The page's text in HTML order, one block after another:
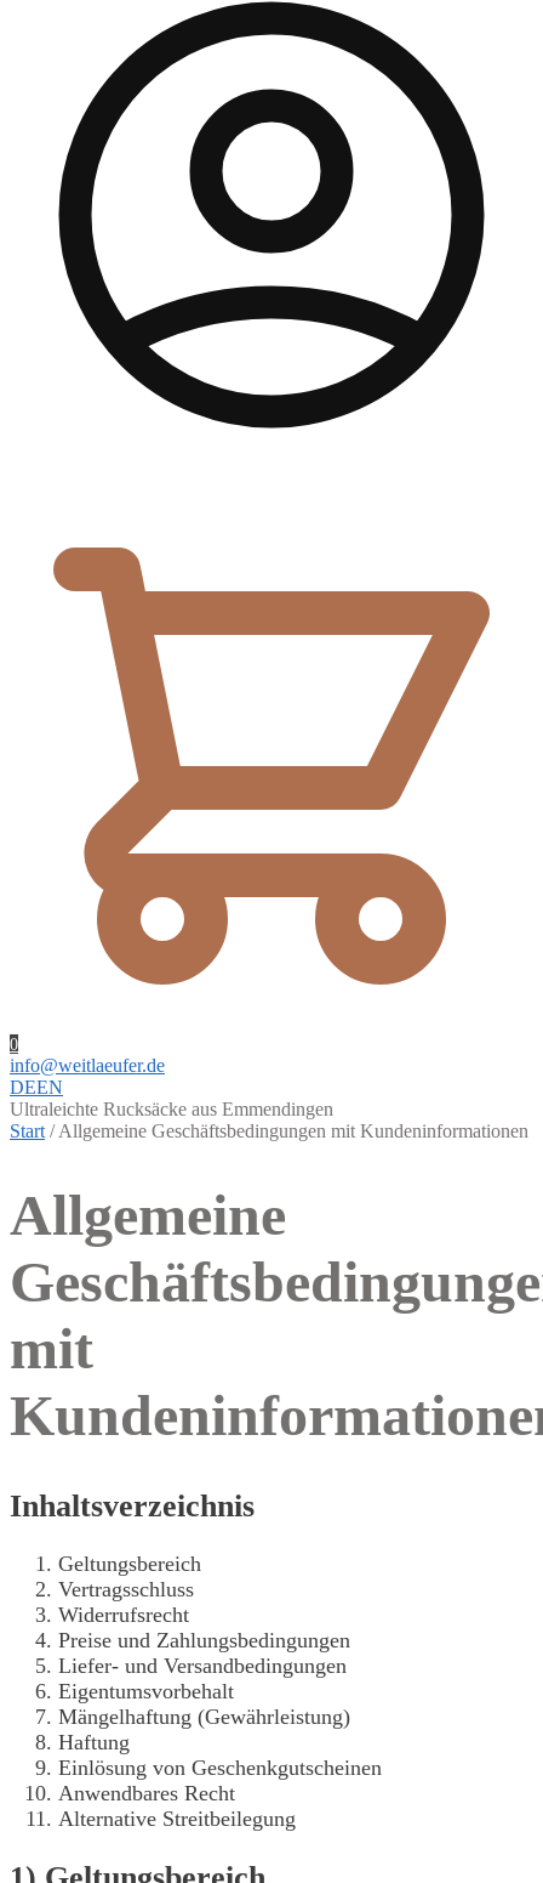
0
info@weitlaeufer.de
DEEN
Ultraleichte Rucksäcke aus Emmendingen
Start /Allgemeine Geschäftsbedingungen mit Kundeninformationen
Allgemeine
mit
Inhaltsverzeichnis
Geltungsbereich
Vertragsschluss
Widerrufsrecht
Preise und Zahlungsbedingungen
Liefer- und Versandbedingungen
Eigentumsvorbehalt
Mängelhaftung (Gewährleistung)
Haftung
Einlösung von Geschenkgutscheinen
Anwendbares Recht
Alternative Streitbeilegung